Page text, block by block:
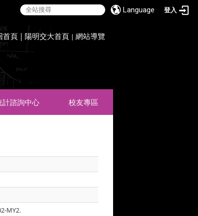
Language 登入
首頁 | 陽明交大首頁 |網站導覽
計諮詢中心 校友專區
MY2.